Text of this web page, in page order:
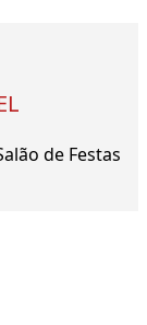
de Festas